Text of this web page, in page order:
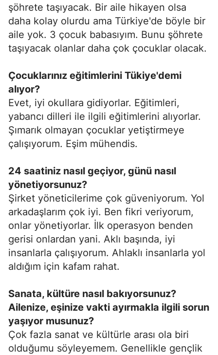
şöhrete taşıyacak. Bir aile hikayen olsa
daha kolay olurdu ama Türkiye'de böyle bir
aile yok. 3 çocuk babasıyım. Bunu şöhrete
taşıyacak olanlar daha çok çocuklar olacak.
Çocuklarınız eğitimlerini Tükiye'demi
alıyor?
Evet, iyi okullara gidiyorlar. Eğitimleri,
yabancı dilleri ile ilgili eğitimlerini alıyorlar.
Şımarık olmayan çocuklar yetiştirmeye
çalışıyorum. Eşim mühendis.
24 saatiniz nasıl geçiyor, günü nasıl
yönetiyorsunuz?
Şirket yöneticilerime çok güveniyorum. Yol
arkadaşlarım çok iyi. Ben fikri veriyorum,
onlar yönetiyorlar. İlk operasyon benden
gerisi onlardan yani. Aklı başında, iyi
insanlarla çalışıyorum. Ahlaklı insanlarla yol
aldığım için kafam rahat.
Sanata, kültüre nasıl bakıyorsunuz?
Ailenize, eşinize vakti ayırmakla ilgili sorun
yaşıyor musunuz?
Çok fazla sanat ve kültürle arası ola biri
olduğumu söyleyemem. Genellikle gençlik